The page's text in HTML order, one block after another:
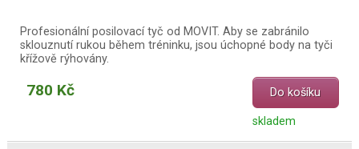
Profesionální posilovací tyč od MOVIT. Aby se zabránilo
sklouznutí rukou během tréninku, jsou úchopné body na tyči
křížově rýhovány.
780 Kč Do košíku
skladem